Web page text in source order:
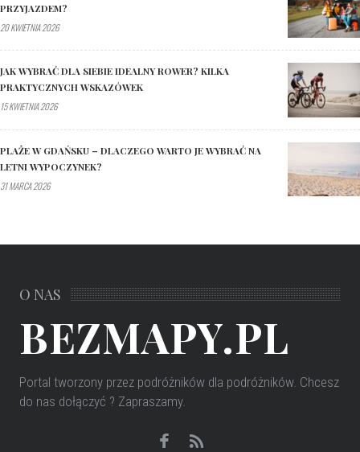
PRZYJAZDEM?
20 KWIETNIA 2026
JAK WYBRAĆ DLA SIEBIE IDEALNY ROWER? KILKA
PRAKTYCZNYCH WSKAZÓWEK
15 KWIETNIA 2026
PLAŻE W GDAŃSKU – DLACZEGO WARTO JE WYBRAĆ NA
LETNI WYPOCZYNEK?
31 MARCA 2026
O NAS
BEZMAPY.PL
Portal tworzony przez podróżników dla podróżników. Chcesz
do nas dołączyć ? Zapraszamy.